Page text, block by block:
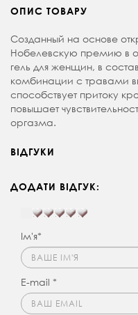
ОПИС ТОВАРУ
Созданный на основе
Нобелевскую премию в
гель для женщин, в
комбинации с травами
способствует притоку
повышает
оргазма.
ВІДГУКИ
ДОДАТИ ВІДГУК:
Ім'я*
E-mail *